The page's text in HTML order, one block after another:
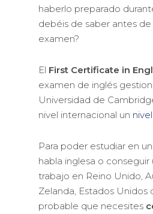
haberlo preparado
debéis de saber antes de
examen?
El First Certificate in
examen de inglés
Universidad de
nivel internacional un
Para poder estudiar en
habla inglesa o conseguir
trabajo en Reino Unido,
Zelanda, Estados Unidos
probable que necesites